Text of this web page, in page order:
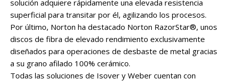
solución adquiere rápidamente una elevada resistencia
superficial para transitar por él, agilizando los procesos.
Por último, Norton ha destacado Norton RazorStar®, unos
discos de fibra de elevado rendimiento exclusivamente
diseñados para operaciones de desbaste de metal gracias
a su grano afilado 100% cerámico.
Todas las soluciones de Isover y Weber cuentan con